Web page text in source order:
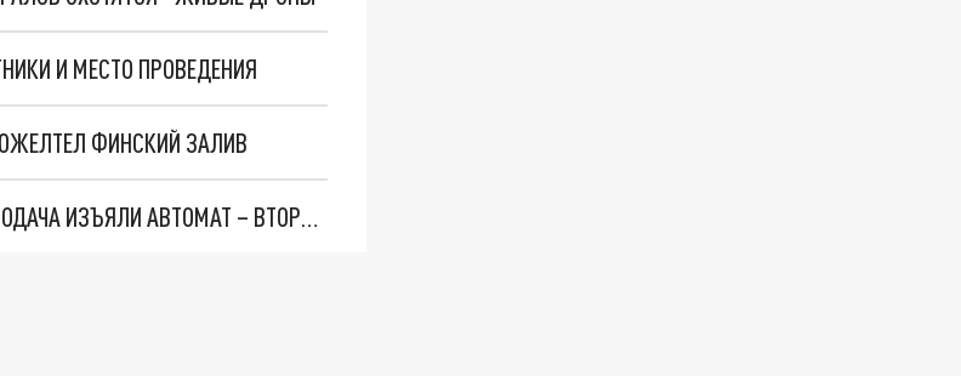
И МЕСТО ПРОВЕДЕНИЯ
ФИНСКИЙ ЗАЛИВ
"МАНСУР ХОТЕЛ ЗАКРЫТЬ ГЕШТАЛЬТ": В ПЕТЕРБУРГЕ У БОРОДАЧА ИЗЪЯЛИ АВТОМАТ – ВТОРОЙ РАЗ ЗА МЕСЯЦ